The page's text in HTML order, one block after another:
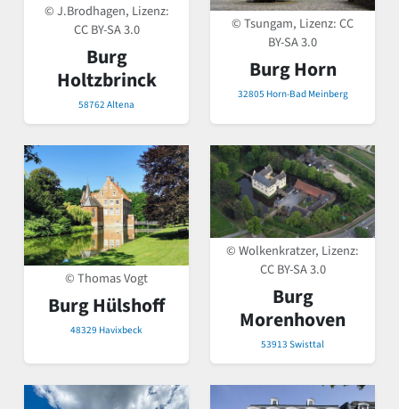
© J.Brodhagen, Lizenz:
CC BY-SA 3.0
Burg
Holtzbrinck
58762 Altena
© Tsungam, Lizenz:CC
BY-SA 3.0
Burg Horn
32805 Horn-Bad Meinberg
© Thomas Vogt
Burg Hülshoff
48329 Havixbeck
© Wolkenkratzer, Lizenz:
CC BY-SA 3.0
Burg
Morenhoven
53913 Swisttal